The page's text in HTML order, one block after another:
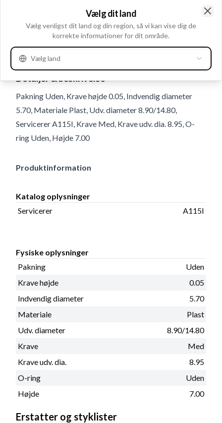
Brugsnummer
Detaljer & beskrivelse
Pakning Uden, Krave højde 0.05, Indvendig diameter
5.70, Materiale Plast, Udv. diameter 8.90/14.80,
Servicerer A115I, Krave Med, Krave udv. dia. 8.95, O-
ring Uden, Højde 7.00
Produktinformation
Katalog oplysninger
Servicerer
A115I
Fysiske oplysninger
Pakning
Uden
Krave højde
0.05
Indvendig diameter
5.70
Materiale
Plast
Udv. diameter
8.90/14.80
Krave
Med
Krave udv. dia.
8.95
O-ring
Uden
Højde
7.00
Erstatter og styklister
Vælg dit land
Vælg venligst dit land og din region, så vi kan vise dig de
korrekte informationer for dit område.
Vælg land